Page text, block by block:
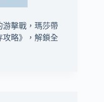
游擊戰，瑪莎帶
攻略》
，解鎖全